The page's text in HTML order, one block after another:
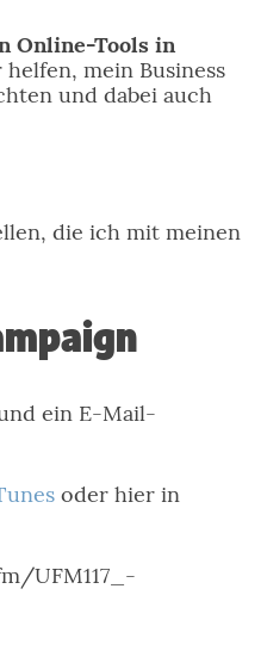
Online-Tools in
mein Business
und dabei auch
die ich mit meinen
ein E-Mail-
oder hier in
UFM117_-